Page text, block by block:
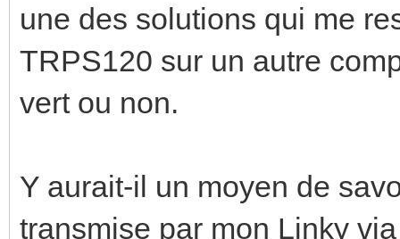
une des solutions qui me
TRPS120 sur un autre
vert ou non.
Y aurait-il un moyen de
transmise par mon Linky